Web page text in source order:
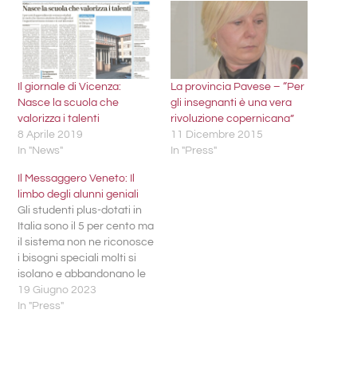
Il giornale di Vicenza:
Nasce la scuola che
valorizza i talenti
8 Aprile 2019
In "News"
La provincia Pavese – “Per
gli insegnanti è una vera
rivoluzione copernicana”
11 Dicembre 2015
In "Press"
Il Messaggero Veneto: Il
limbo degli alunni geniali
Gli studenti plus-dotati in
Italia sono il 5 per cento ma
il sistema non ne riconosce
i bisogni speciali molti si
isolano e abbandonano le
lezioni. La storia di Matteo:
«Colpevolizzato e
19 Giugno 2023
In "Press"